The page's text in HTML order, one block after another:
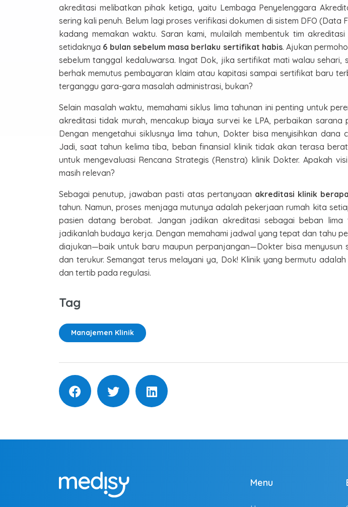
akreditasi melibatkan pihak ketiga, yaitu Lembaga Penyelenggara
sering kali penuh. Belum lagi proses verifikasi dokumen di sistem DFO (Data
kadang memakan waktu. Saran kami, mulailah membentuk tim
setidaknya 6 bulan sebelum masa berlaku sertifikat habis. Ajukan
sebelum tanggal kedaluwarsa. Ingat Dok, jika sertifikat mati walau sehari,
berhak memutus pembayaran klaim atau kapitasi sampai sertifikat baru
terganggu gara-gara masalah administrasi, bukan?
Selain masalah waktu, memahami siklus lima tahunan ini penting untuk
akreditasi tidak murah, mencakup biaya survei ke LPA, perbaikan
Dengan mengetahui siklusnya lima tahun, Dokter bisa menyisihkan dana
Jadi, saat tahun kelima tiba, beban finansial klinik tidak akan terasa
untuk mengevaluasi Rencana Strategis (Renstra) klinik Dokter. Apakah
masih relevan?
Sebagai penutup, jawaban pasti atas pertanyaan akreditasi klinik
tahun. Namun, proses menjaga mutunya adalah pekerjaan rumah kita
pasien datang berobat. Jangan jadikan akreditasi sebagai beban lima
jadikanlah budaya kerja. Dengan memahami jadwal yang tepat dan tahu
diajukan—baik untuk baru maupun perpanjangan—Dokter bisa menyusun
dan terukur. Semangat terus melayani ya, Dok! Klinik yang bermutu
dan tertib pada regulasi.
Tag
Manajemen Klinik
Menu